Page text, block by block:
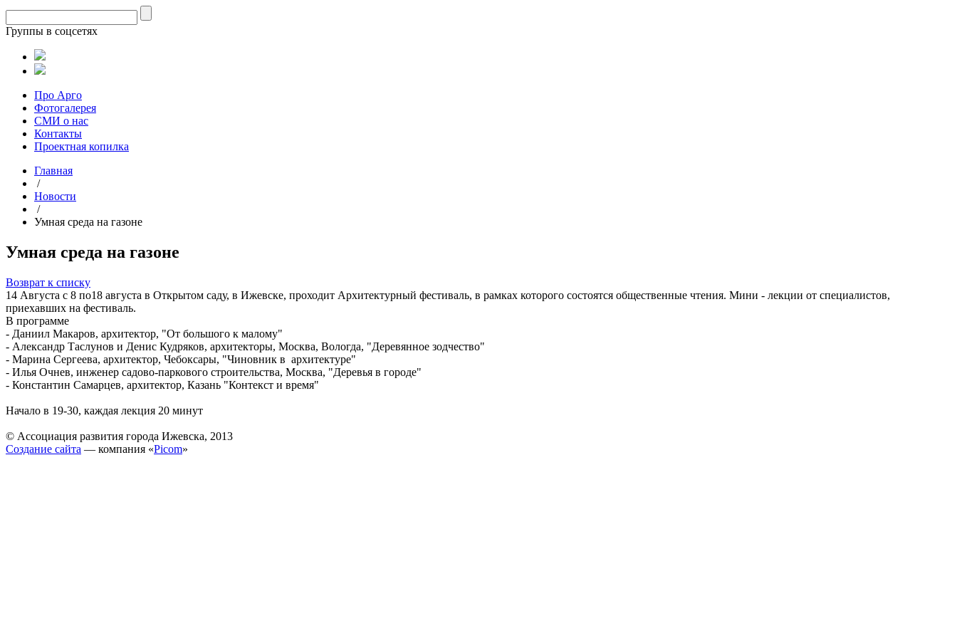
Группы в соцсетях
Про Арго
Фотогалерея
СМИ о нас
Контакты
Проектная копилка
Главная
/
Новости
/
Умная среда на газоне
Умная среда на газоне
Возврат к списку
14 Августа с 8 по18 августа в Открытом саду, в Ижевске, проходит Архитектурный фестиваль, в рамках которого состоятся общественные чтения. Мини - лекции от специалистов,
приехавших на фестиваль.
В программе
- Даниил Макаров, архитектор, "От большого к малому"
- Александр Таслунов и Денис Кудряков, архитекторы, Москва, Вологда, "Деревянное зодчество"
- Марина Сергеева, архитектор, Чебоксары, "Чиновник в архитектуре"
- Илья Очнев, инженер садово-паркового строительства, Москва, "Деревья в городе"
- Константин Самарцев, архитектор, Казань "Контекст и время"
Начало в 19-30, каждая лекция 20 минут
© Ассоциация развития города Ижевска, 2013
Создание сайта — компания «Picom»